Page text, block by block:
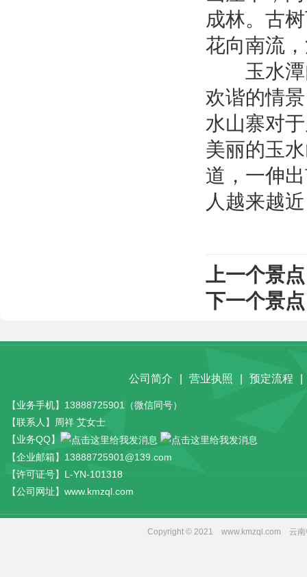
成林。古
花向南流
玉水潭
欢谐的情
水山寨对
美丽的玉
道，一伸
人越来越
上一个景
下一个景
公司简介 营业执照 预定流程
【业务手机】13888725901（微信同号）
【联系人】周祥 艾女士
【业务QQ】
【企业邮箱】13888725901@139.com
【许可证号】L-YN-101318
【公司网址】www.kmzql.com
Copyright © 2021 www.kmzql.com 云南